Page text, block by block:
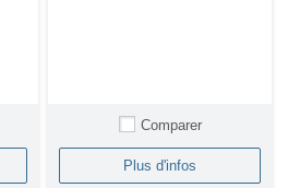
Comparer
Plus d'infos